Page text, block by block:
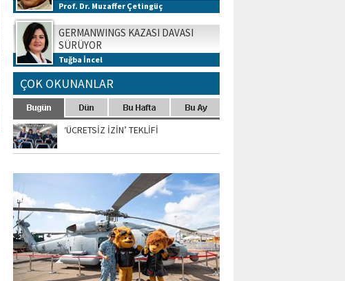
Prof. Dr. Muzaffer Çetingüç
GERMANWINGS KAZASI DAVASI
SÜRÜYOR
Tuğba İncel
ÇOK OKUNANLAR
‘ÜCRETSİZ İZİN’ TEKLİFİ
SİNGAPUR AIRSHOW-2020